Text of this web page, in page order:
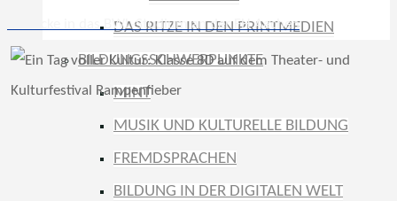
DAS RITZE IN DEN PRINTMEDIEN
BILDUNGSSCHWERPUNKTE
MINT
MUSIK UND KULTURELLE BILDUNG
FREMDSPRACHEN
BILDUNG IN DER DIGITALEN WELT
Einblicke in das BWL-Studium an der FH Aachen